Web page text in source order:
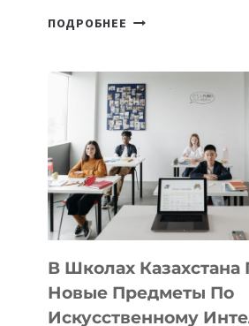
ПОДРОБНЕЕ ОТКРЫТ
DEAL
VELOCITY
BY
MOST
—
МЕЖДУНАРОДНУЮ
ПРОГРАММУ
ДЛЯ
В Школах Казахстана
Новые Предметы По
Искусственному